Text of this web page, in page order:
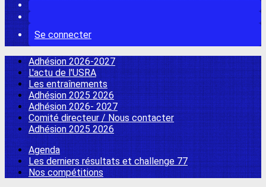
Se connecter
Adhésion 2026-2027
L'actu de l'USRA
Les entraînements
Adhésion 2025 2026
Adhésion 2026- 2027
Comité directeur / Nous contacter
Adhésion 2025 2026
Agenda
Les derniers résultats et challenge 77
Nos compétitions